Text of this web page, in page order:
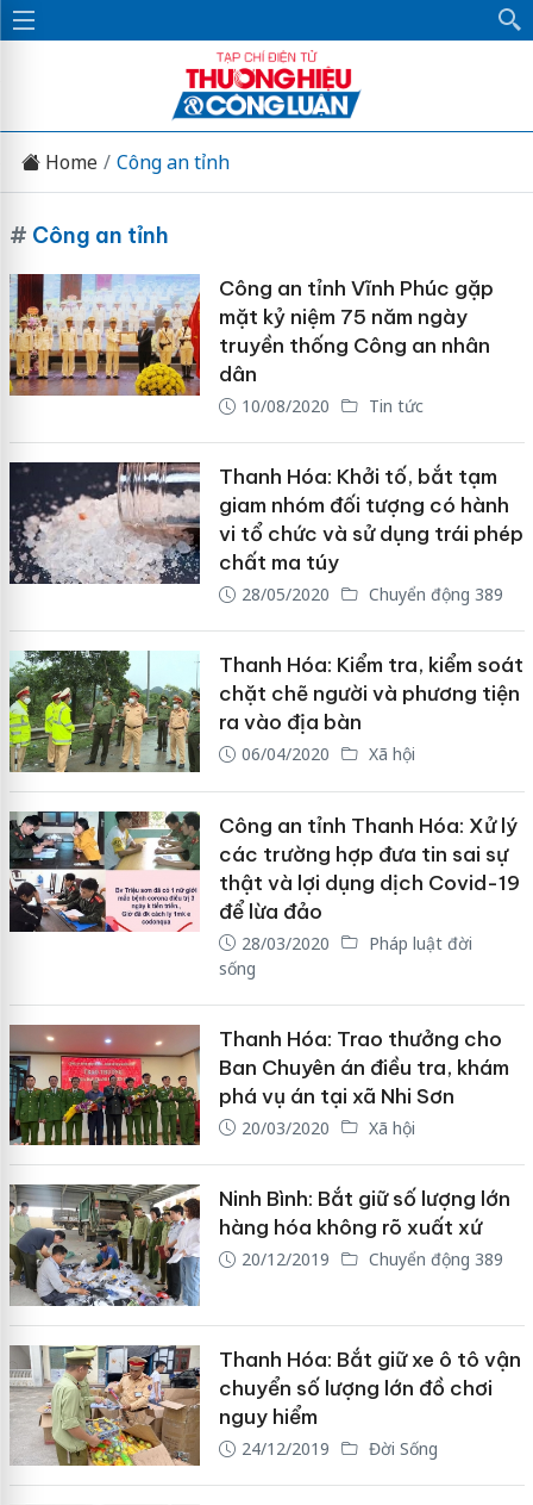
Home Công an tỉnh
# Công an tỉnh
Công an tỉnh Vĩnh Phúc gặp
mặt kỷ niệm 75 năm ngày
truyền thống Công an nhân
dân
10/08/2020 Tin tức
Thanh Hóa: Khởi tố, bắt tạm
giam nhóm đối tượng có hành
vi tổ chức và sử dụng trái phép
chất ma túy
28/05/2020 Chuyển động 389
Thanh Hóa: Kiểm tra, kiểm soát
chặt chẽ người và phương tiện
ra vào địa bàn
06/04/2020 Xã hội
Công an tỉnh Thanh Hóa: Xử lý
các trường hợp đưa tin sai sự
thật và lợi dụng dịch Covid-19
để lừa đảo
28/03/2020
Pháp luật đời
sống
Thanh Hóa: Trao thưởng cho
Ban Chuyên án điều tra, khám
phá vụ án tại xã Nhi Sơn
20/03/2020 Xã hội
Ninh Bình: Bắt giữ số lượng lớn
hàng hóa không rõ xuất xứ
20/12/2019 Chuyển động 389
Thanh Hóa: Bắt giữ xe ô tô vận
chuyển số lượng lớn đồ chơi
nguy hiểm
24/12/2019 Đời Sống